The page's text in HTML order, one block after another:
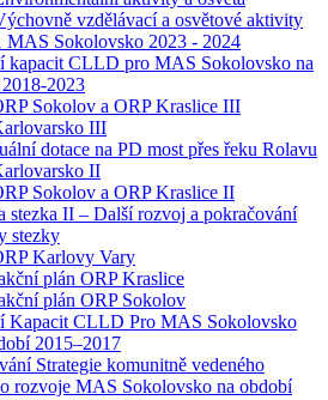
vzdělávací a osvětové aktivity
MAS Sokolovsko 2023 - 2024
kapacit CLLD pro MAS Sokolovsko na
2023
Sokolov a ORP Kraslice III
III
dotace na PD most přes řeku Rolavu
II
Sokolov a ORP Kraslice II
stezka II – Další rozvoj a pokračování
stezky
Karlovy Vary
plán ORP Kraslice
plán ORP Sokolov
Kapacit CLLD Pro MAS Sokolovsko
2015–2017
Strategie komunitně vedeného
rozvoje MAS Sokolovsko na období